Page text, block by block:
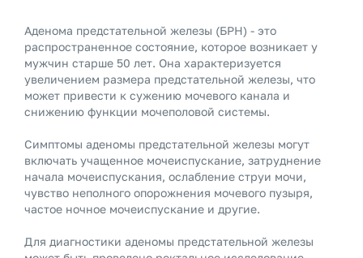
Аденома предстательной железы (БPH) - это
распространенное состояние, которое возникает у
мужчин старше 50 лет. Она характеризуется
увеличением размера предстательной железы, что
может привести к сужению мочевого канала и
снижению функции мочеполовой системы.
Симптомы аденомы предстательной железы могут
включать учащенное мочеиспускание, затруднение
начала мочеиспускания, ослабление струи мочи,
чувство неполного опорожнения мочевого пузыря,
частое ночное мочеиспускание и другие.
Для диагностики аденомы предстательной железы